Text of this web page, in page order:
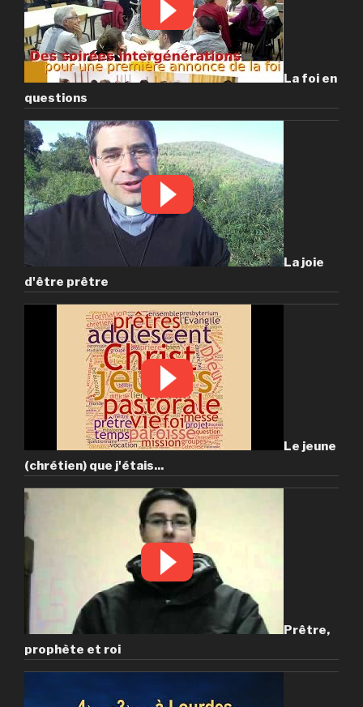
La foi en
questions
La joie
d'être prêtre
Le jeune
(chrétien) que j'étais...
Prêtre,
prophète et roi